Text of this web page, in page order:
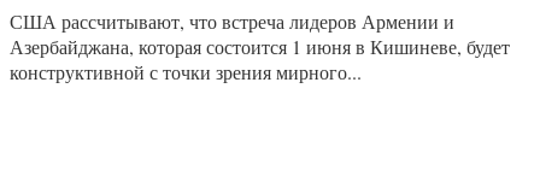
США рассчитывают, что встреча лидеров Армении и
Азербайджана, которая состоится 1 июня в Кишиневе, будет
конструктивной с точки зрения мирного...